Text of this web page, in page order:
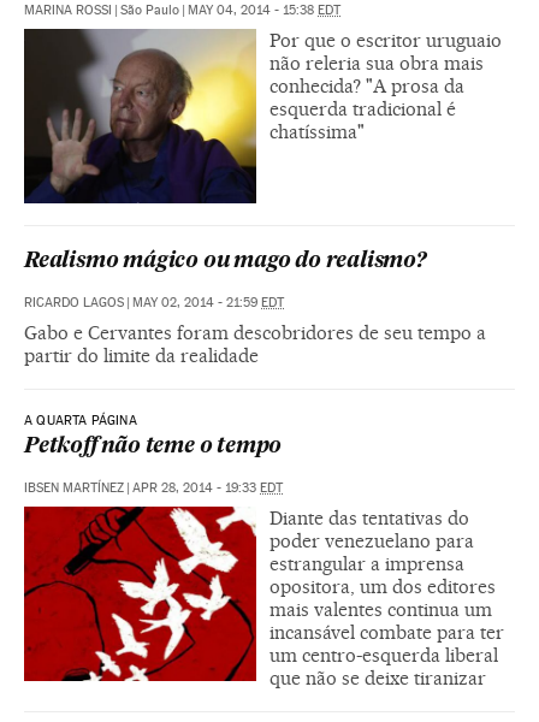
MARINA ROSSI | São Paulo | MAY 04, 2014 - 15:38 EDT
Por que o escritor uruguaio
não releria sua obra mais
conhecida? "A prosa da
esquerda tradicional é
chatíssima"
Realismo mágico ou mago do realismo?
RICARDO LAGOS | MAY 02, 2014 - 21:59 EDT
Gabo e Cervantes foram descobridores de seu tempo a
partir do limite da realidade
A QUARTA PÁGINA
Petkoff não teme o tempo
IBSEN MARTÍNEZ | APR 28, 2014 - 19:33 EDT
Diante das tentativas do
poder venezuelano para
estrangular a imprensa
opositora, um dos editores
mais valentes continua um
incansável combate para ter
um centro-esquerda liberal
que não se deixe tiranizar